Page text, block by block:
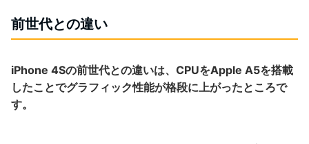
前世代との違い
iPhone 4Sの前世代との違いは、CPUをApple A5を搭載
したことでグラフィック性能が格段に上がったところで
す。